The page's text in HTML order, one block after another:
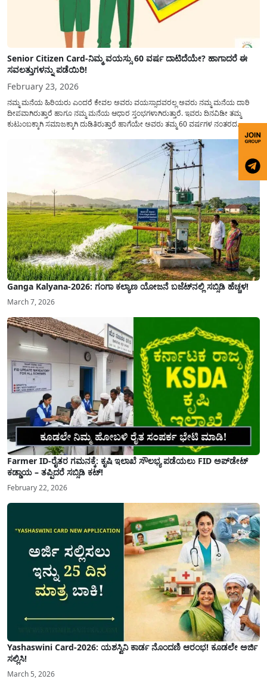
Senior Citizen Card-ನಿಮ್ಮ ವಯಸ್ಸು 60 ವರ್ಷ ದಾಟಿದೆಯೇ? ಹಾಗಾದರೆ ಈ
ಸವಲತ್ತುಗಳನ್ನು ಪಡೆಯಿರಿ!
February 23, 2026
ನಮ್ಮ ಮನೆಯ ಹಿರಿಯರು ಎಂದರೆ ಕೇವಲ ಅವರು ವಯಸ್ಸಾದವರಲ್ಲ ಅವರು ನಮ್ಮ ಮನೆಯ ದಾರಿ
ದೀಪವಾಗಿರುತ್ತಾರೆ ಹಾಗೂ ನಮ್ಮ ಮನೆಯ ಆಧಾರ ಸ್ತಂಭಗಳಾಗಿರುತ್ತಾರೆ. ಇವರು ದಿನವಿಡೀ ತಮ್ಮ
ಕುಟುಂಬಕ್ಕಾಗಿ ಸಮಾಜಕ್ಕಾಗಿ ದುಡಿತಿರುತ್ತಾರೆ ಹಾಗೆಯೇ ಅವರು ತಮ್ಮ 60 ವರ್ಷಗಳ ನಂತರದ
ಜೀವನವನ್ನು ನೆಮ್ಮದಿಯಿಂದ ಕಳೆಯಬೇಕೆಂಬುದು ಪ್ರತಿಯೊಬ್ಬರ ಕನಸಾಗಿರುತ್ತದೆ ಆದ್ದರಿಂದ ಸರ್ಕಾರವು
Ganga Kalyana-2026: ಗಂಗಾ ಕಲ್ಯಾಣ ಯೋಜನೆ ಬಜೆಟ್‌ನಲ್ಲಿ ಸಬ್ಸಿಡಿ ಹೆಚ್ಚಳ!
March 7, 2026
Farmer ID-ರೈತರ ಗಮನಕ್ಕೆ: ಕೃಷಿ ಇಲಾಖೆ ಸೌಲಭ್ಯ ಪಡೆಯಲು FID ಅಪ್‌ಡೇಟ್
ಕಡ್ಡಾಯ – ತಪ್ಪಿದರೆ ಸಬ್ಸಿಡಿ ಕಟ್!
February 22, 2026
Yashaswini Card-2026: ಯಶಸ್ವಿನಿ ಕಾರ್ಡ ನೊಂದಣಿ ಆರಂಭ! ಕೂಡಲೇ ಅರ್ಜಿ
ಸಲ್ಲಿಸಿ!
March 5, 2026